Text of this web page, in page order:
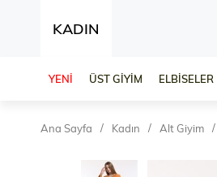
KADIN
YENİ ÜST GİYİM ELBİSELER
Ana Sayfa Kadın Alt Giyim